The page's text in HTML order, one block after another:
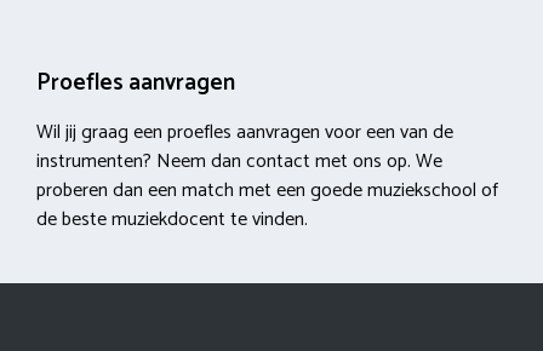
Proefles aanvragen
Wil jij graag een proefles aanvragen voor een van de
instrumenten? Neem dan contact met ons op. We
proberen dan een match met een goede muziekschool of
de beste muziekdocent te vinden.